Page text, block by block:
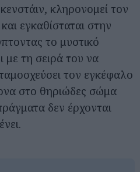
κληρονομεί τον
εγκαθίσταται στην
το μυστικό
με τη σειρά του να
τον εγκέφαλο
στο θηριώδες σώμα
δεν έρχονται